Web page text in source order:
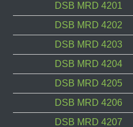
DSB MRD 4201
DSB MRD 4202
DSB MRD 4203
DSB MRD 4204
DSB MRD 4205
DSB MRD 4206
DSB MRD 4207